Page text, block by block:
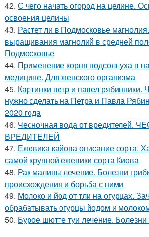
42. С чего начать огород на целине.
освоения целины
43. Растет ли в Подмосковье
выращивания магнолий в средней
Подмосковье
44. Применение корня подсолнуха в
медицине. Для женского организма
45. Картинки петр и павел рябинники.
нужно сделать на Петра и Павла
2020 года
46. Чесночная вода от вредителей.
ВРЕДИТЕЛЕЙ
47. Ежевика кайова описание сорта.
самой крупной ежевики сорта Киова
48. Рак малины лечение. Болезни
происхождения и борьба с ними
49. Молоко и йод от тли на огурцах.
обрабатывать огурцы йодом и
50. Бурое шютте туи лечение. Болезни